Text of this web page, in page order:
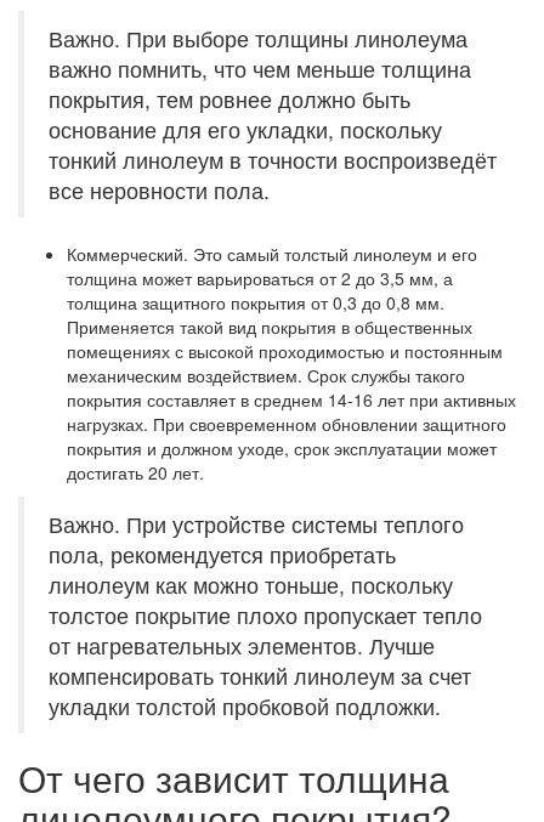
Важно. При выборе толщины линолеума
важно помнить, что чем меньше толщина
покрытия, тем ровнее должно быть
основание для его укладки, поскольку
тонкий линолеум в точности воспроизведёт
все неровности пола.
Коммерческий. Это самый толстый линолеум и его
толщина может варьироваться от 2 до 3,5 мм, а
толщина защитного покрытия от 0,3 до 0,8 мм.
Применяется такой вид покрытия в общественных
помещениях с высокой проходимостью и постоянным
механическим воздействием. Срок службы такого
покрытия составляет в среднем 14-16 лет при активных
нагрузках. При своевременном обновлении защитного
покрытия и должном уходе, срок эксплуатации может
достигать 20 лет.
Важно. При устройстве системы теплого
пола, рекомендуется приобретать
линолеум как можно тоньше, поскольку
толстое покрытие плохо пропускает тепло
от нагревательных элементов. Лучше
компенсировать тонкий линолеум за счет
укладки толстой пробковой подложки.
От чего зависит толщина